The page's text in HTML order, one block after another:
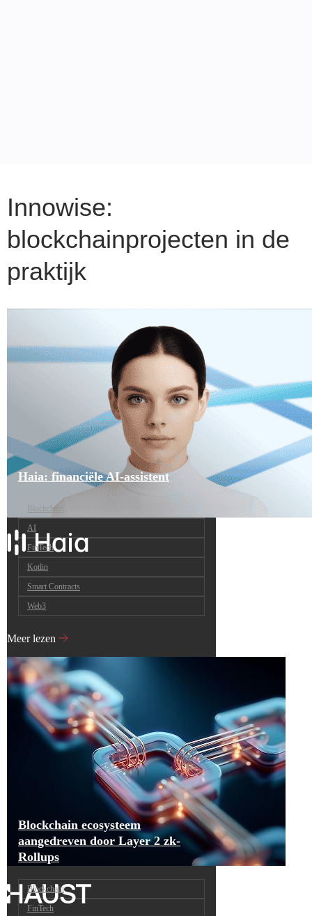
Innowise:
blockchainprojecten in de
praktijk
Haia: financiële AI-assistent
Blockchain
AI
FinTech
Kotlin
Smart Contracts
Web3
Meer lezen
Blockchain ecosysteem
aangedreven door Layer 2 zk-
Rollups
Blockchain
FinTech